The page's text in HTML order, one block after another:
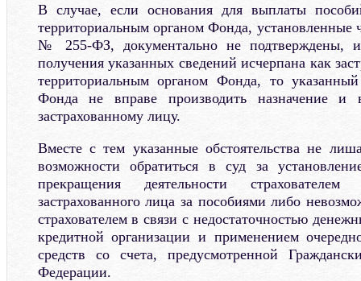
В случае, если основания для выплаты
территориальным органом Фонда, установленные
№ 255-ФЗ, документально не подтверждены,
получения указанных сведений исчерпана как
территориальным органом Фонда, то
Фонда не вправе производить назначение и
застрахованному лицу.
Вместе с тем указанные обстоятельства не
возможности обратиться в суд за
прекращения деятельности
застрахованного лица за пособиями либо
страхователем в связи с недостаточностью
кредитной организации и применением
средств со счета, предусмотренной
Федерации.